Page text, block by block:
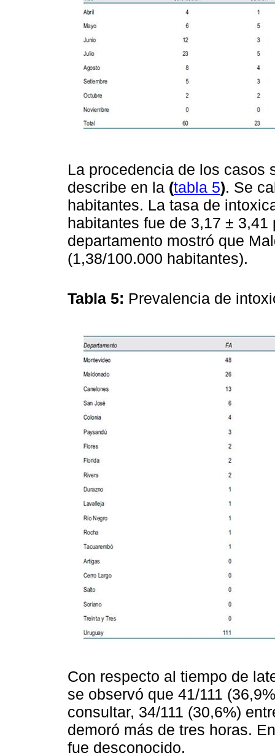
La procedencia de los casos
describe en la (tabla 5). Se
habitantes. La tasa de
habitantes fue de 3,17 ±
departamento mostró que
(1,38/100.000 habitantes).
Tabla 5: Prevalencia de
Con respecto al tiempo de
se observó que 41/111
consultar, 34/111 (30,6%)
demoró más de tres horas.
fue desconocido.